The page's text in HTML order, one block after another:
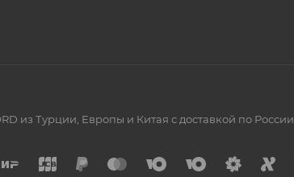
из Турции, Европы и Китая с доставкой по России.